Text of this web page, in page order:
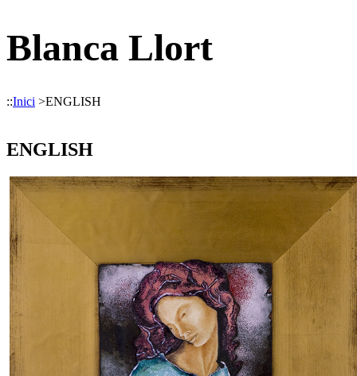
Blanca Llort
::Inici >ENGLISH
ENGLISH